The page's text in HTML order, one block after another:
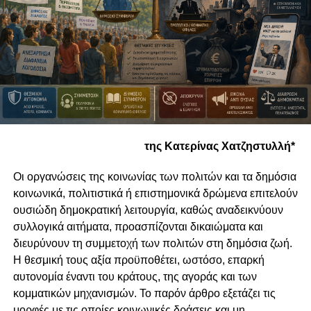
της Κατερίνας Χατζηστυλλή*
Οι οργανώσεις της κοινωνίας των πολιτών και τα δημόσια
κοινωνικά, πολιτιστικά ή επιστημονικά δρώμενα επιτελούν
ουσιώδη δημοκρατική λειτουργία, καθώς αναδεικνύουν
συλλογικά αιτήματα, προασπίζονται δικαιώματα και
διευρύνουν τη συμμετοχή των πολιτών στη δημόσια ζωή.
Η θεσμική τους αξία προϋποθέτει, ωστόσο, επαρκή
αυτονομία έναντι του κράτους, της αγοράς και των
κομματικών μηχανισμών. Το παρόν άρθρο εξετάζει τις